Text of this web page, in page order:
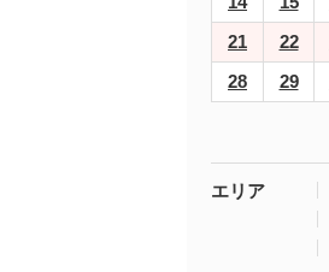
21
22
28
29
エリア